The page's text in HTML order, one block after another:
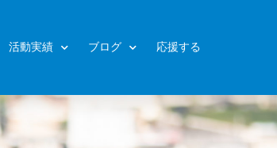
活動実績 ブログ 応援する